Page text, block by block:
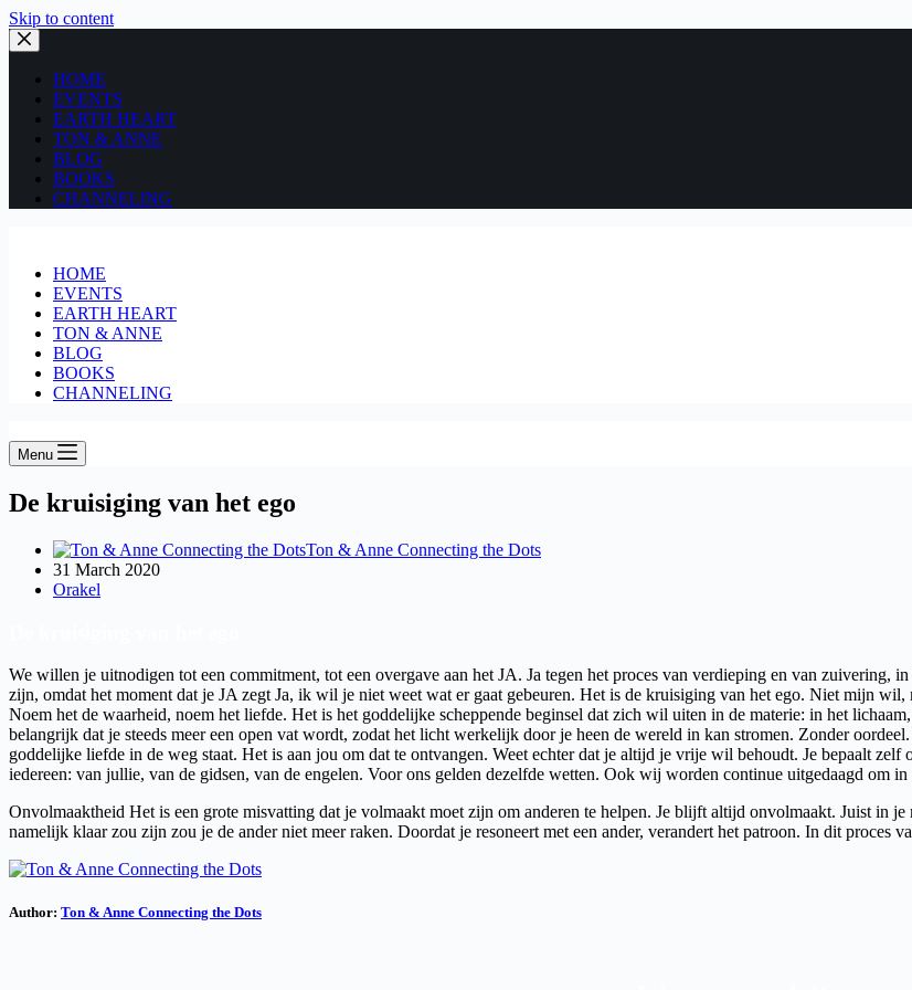
Skip to content
HOME
EVENTS
EARTH HEART
TON & ANNE
BLOG
BOOKS
CHANNELING
HOME
EVENTS
EARTH HEART
TON & ANNE
BLOG
BOOKS
CHANNELING
Menu
De kruisiging van het ego
Ton & Anne Connecting the Dots
31 March 2020
Orakel
We willen je uitnodigen tot een commitment, tot een overgave aan het JA. Ja tegen het proces van verdieping en van zuivering,
zijn, omdat het moment dat je JA zegt Ja, ik wil je niet weet wat er gaat gebeuren. Het is de kruisiging van het ego. Niet mijn
Noem het de waarheid, noem het liefde. Het is het goddelijke scheppende beginsel dat zich wil uiten in de materie: in het
belangrijk dat je steeds meer een open vat wordt, zodat het licht werkelijk door je heen de wereld in kan stromen. Zonder
goddelijke liefde in de weg staat. Het is aan jou om dat te ontvangen. Weet echter dat je altijd je vrije wil behoudt. Je bepaalt
iedereen: van jullie, van de gidsen, van de engelen. Voor ons gelden dezelfde wetten. Ook wij worden continue uitgedaagd om in
Onvolmaaktheid Het is een grote misvatting dat je volmaakt moet zijn om anderen te helpen. Je blijft altijd onvolmaakt. Juist in
namelijk klaar zou zijn zou je de ander niet meer raken. Doordat je resoneert met een ander, verandert het patroon. In dit proces
Author: Ton & Anne Connecting the Dots